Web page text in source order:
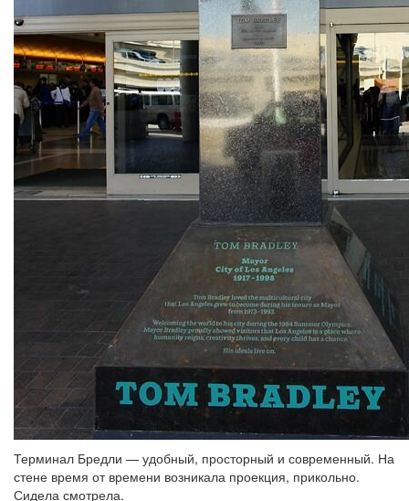
Терминал Бредли — удобный, просторный и современный. На
стене время от времени возникала проекция, прикольно.
Сидела смотрела.